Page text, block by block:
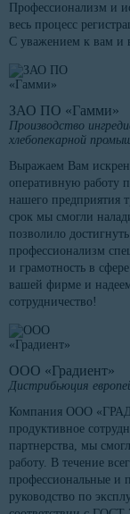
Профессионализм и
весь процесс
С уважением к вам и
ЗАО ПО «Гамми»
Производство
хлебопекарной
Выражаем Вам
оперативную работу
нашего предприятия
срок мы смогли
позволило
профессионализм
и грамотность в
вашей фирме и
сотрудничество!
ООО «Градиент»
Дистрибьюция
Компания ООО
продуктивное
партнерства, мы
работу. В течение
профессиональные и
руководство по